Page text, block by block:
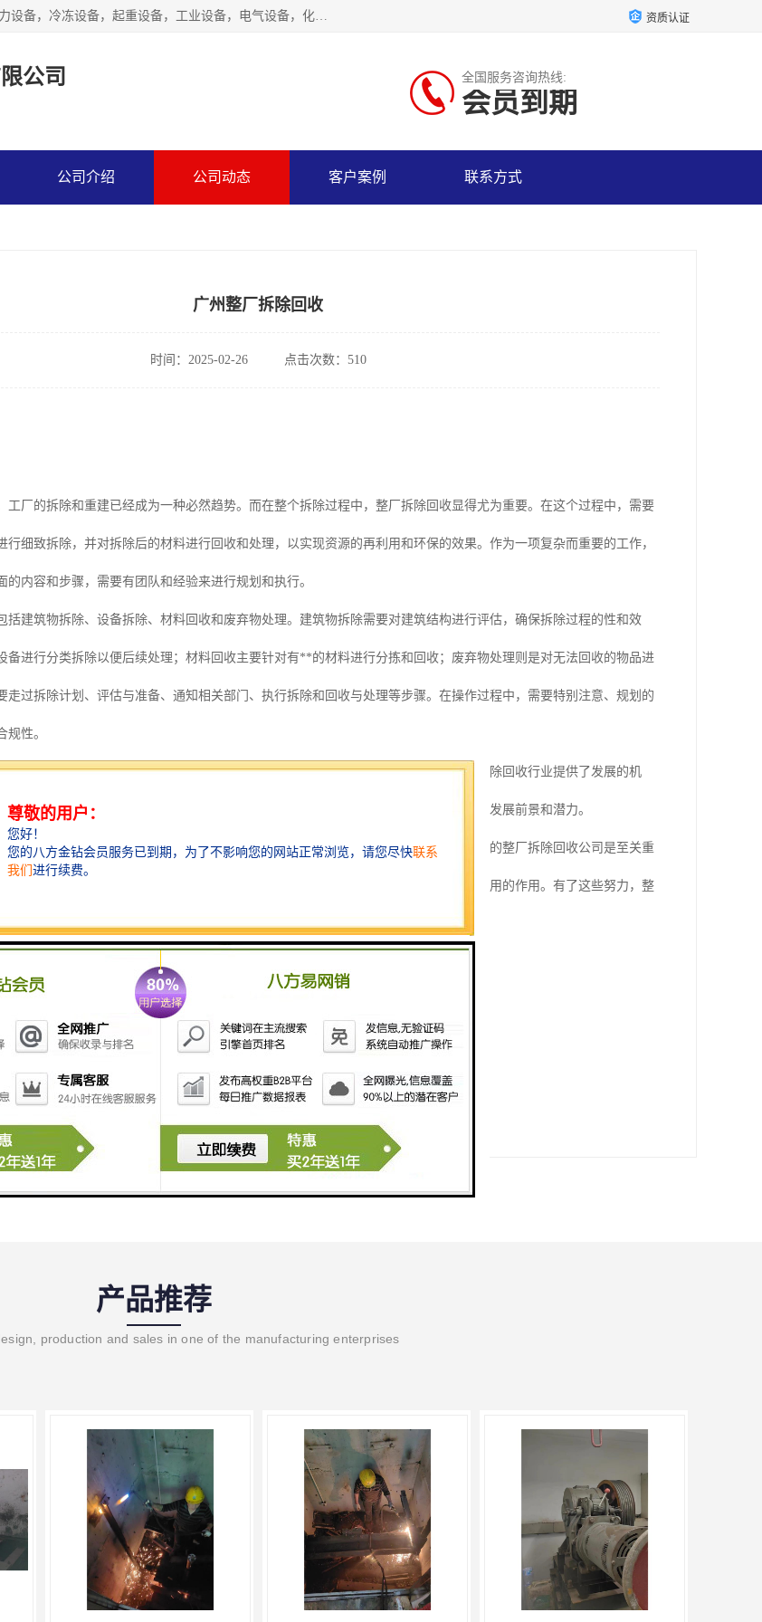
工厂拆除,化工厂拆除,电子厂拆除回收范围；机械设备，机电设备，电力设备，冷冻设备，起重设备，工业设备，电气设备，化工设备，木工设备，纺织设备，印染设备，水洗设备，电力物资，废旧金属，废旧物资，二手锅炉，二手电梯。 资质认证
公司 全国服务咨询热线:
会员到期
公司介绍 公司动态 客户案例 联系方式
广州整厂拆除回收
时间：2025-02-26 点击次数：510
工厂的拆除和重建已经成为一种必然趋势。而在整个拆除过程中，整厂拆除回收显得尤为重要。在这个过程中，需要
行细致拆除，并对拆除后的材料进行回收和处理，以实现资源的再利用和环保的效果。作为一项复杂而重要的工作，
的内容和步骤，需要有团队和经验来进行规划和执行。
括建筑物拆除、设备拆除、材料回收和废弃物处理。建筑物拆除需要对建筑结构进行评估，确保拆除过程的性和效
备进行分类拆除以便后续处理；材料回收主要针对有**的材料进行分拣和回收；废弃物处理则是对无法回收的物品进
走过拆除计划、评估与准备、通知相关部门、执行拆除和回收与处理等步骤。在操作过程中，需要特别注意、规划的
性。
前景是广阔的。随着城市化进程的加速，越来越多的工厂需要进行新改造，这为整厂拆除回收行业提供了发展的机
和资源的日益**，促使了回收再利用的需求增加。因此，整厂拆除回收行业具有良好的发展前景和潜力。
，整厂拆除回收的重要性不言而喻。对于那些需要进行工厂拆除的企业来说，拥有一家的整厂拆除回收公司是至关重
行业来说，正是通过不断提升技术水平，加强规范管理，推动行业发展，发挥资源再利用的作用。有了这些努力，整
美好的未来。让我们共同努力，为建设一个加环保、资源有效利用的社会而努力奋斗！
价目表
企业
产品推荐
production and sales in one of the manufacturing enterprises